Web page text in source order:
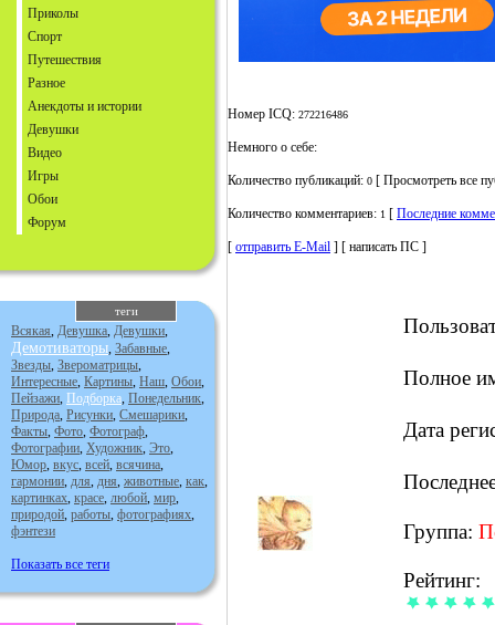
Приколы
Спорт
Путешествия
Разное
Анекдоты и истории
Девушки
Видео
Игры
Обои
Форум
теги
Всякая, Девушка, Девушки,
Демотиваторы, Забавные,
Звезды, Звероматрицы,
Интересные, Картины, Наш, Обои,
Пейзажи, Подборка, Понедельник,
Природа, Рисунки, Смешарики,
Факты, Фото, Фотограф,
Фотографии, Художник, Это,
Юмор, вкус, всей, всячина,
гармонии, для, дня, животные, как,
картинках, красе, любой, мир,
природой, работы, фотографиях,
фэнтези
Показать все теги
Номер ICQ: 272216486
Немного о себе:
Количество публикаций: 0 [ Просмотреть все
Количество комментариев: 1 [ Последние
[ отправить E-Mail ] [ написать ПС ]
Полное
Дата
Группа:
Рейтинг: